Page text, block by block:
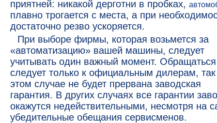
приятней: никакой дерготни в пробках,
плавно трогается с места, а при
достаточно резво ускоряется.
При выборе фирмы, которая возьмется за
«автоматизацию» вашей машины, следует
учитывать один важный момент. Обращаться
следует только к официальным дилерам, так
этом случае не будет прервана заводская
гарантия. В других случаях все гарантии
окажутся недействительными, несмотря на
убедительные обещания сервисменов.